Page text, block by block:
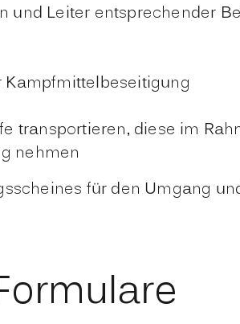
und Leiter entsprechender
transportieren, diese im
nehmen
für den Umgang